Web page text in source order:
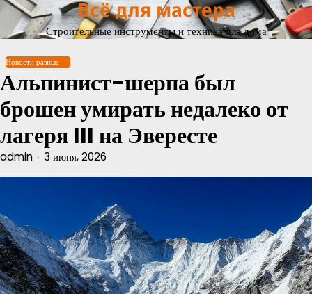
Перейти
содержимому
Всё для мастера
Строительные инструменты и техника для дома
Новости разные
Альпинист-шерпа был
брошен умирать недалеко от
лагеря III на Эвересте
admin 3 июня, 2026